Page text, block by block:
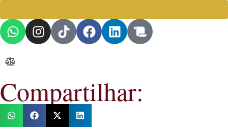
Compartilhar: